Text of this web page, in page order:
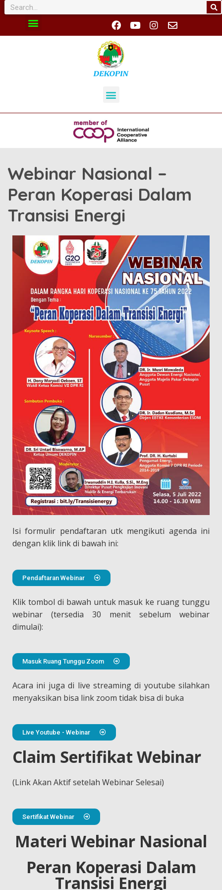
Webinar Nasional –
Peran Koperasi Dalam
Transisi Energi
Isi formulir pendaftaran utk mengikuti agenda ini
dengan klik link di bawah ini:
Pendaftaran Webinar
Klik tombol di bawah untuk masuk ke ruang tunggu
webinar (tersedia 30 menit sebelum webinar
dimulai):
Masuk Ruang Tunggu Zoom
Acara ini juga di live streaming di youtube silahkan
menyaksikan bisa link zoom tidak bisa di buka
Live Youtube - Webinar
Claim Sertifikat Webinar
(Link Akan Aktif setelah Webinar Selesai)
Sertifikat Webinar
Materi Webinar Nasional
Peran Koperasi Dalam
Transisi Energi